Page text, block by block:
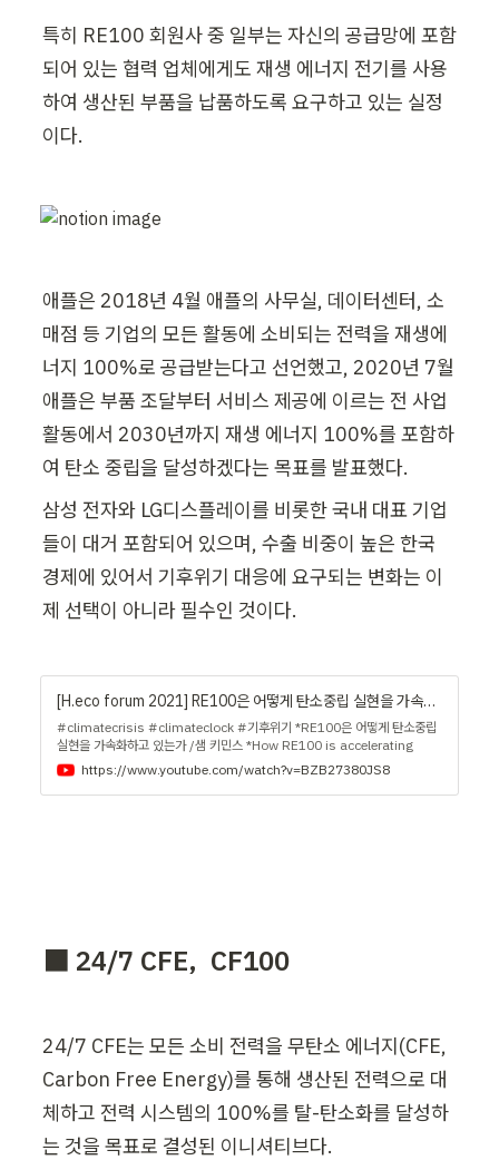
특히 RE100 회원사 중 일부는 자신의 공급망에 포함
되어 있는 협력 업체에게도 재생 에너지 전기를 사용
하여 생산된 부품을 납품하도록 요구하고 있는 실정
이다.
애플은 2018년 4월 애플의 사무실, 데이터센터, 소
매점 등 기업의 모든 활동에 소비되는 전력을 재생에
너지 100%로 공급받는다고 선언했고, 2020년 7월
애플은 부품 조달부터 서비스 제공에 이르는 전 사업
활동에서 2030년까지 재생 에너지 100%를 포함하
여 탄소 중립을 달성하겠다는 목표를 발표했다.
삼성 전자와 LG디스플레이를 비롯한 국내 대표 기업
들이 대거 포함되어 있으며, 수출 비중이 높은 한국
경제에 있어서 기후위기 대응에 요구되는 변화는 이
제 선택이 아니라 필수인 것이다.
[H.eco forum 2021] RE100은 어떻게 탄소중립 실현을 가속화하고 있는가 l 샘 키민스(Sam Kimmins)
#climatecrisis #climateclock #기후위기 *RE100은 어떻게 탄소중립
실현을 가속화하고 있는가 /샘 키민스 *How RE100 is accelerating
change towards zero carbon grids at scale/Sam Kimmins
RE100은 100% 재생에너지에 전념하는 글로벌 이니셔티브로 세계에서 가
장 영향력 있는 기업들을 모으고 있다. 7년 전 파트너 CDP와 함께 출범한 이
Korean businesses joining RE100 so together we can
accelerate the change that is urgently needed in the world.
https://www.youtube.com/watch?v=BZB27380JS8
⬛ 24/7 CFE, CF100
24/7 CFE는 모든 소비 전력을 무탄소 에너지(CFE,
Carbon Free Energy)를 통해 생산된 전력으로 대
체하고 전력 시스템의 100%를 탈-탄소화를 달성하
는 것을 목표로 결성된 이니셔티브다.